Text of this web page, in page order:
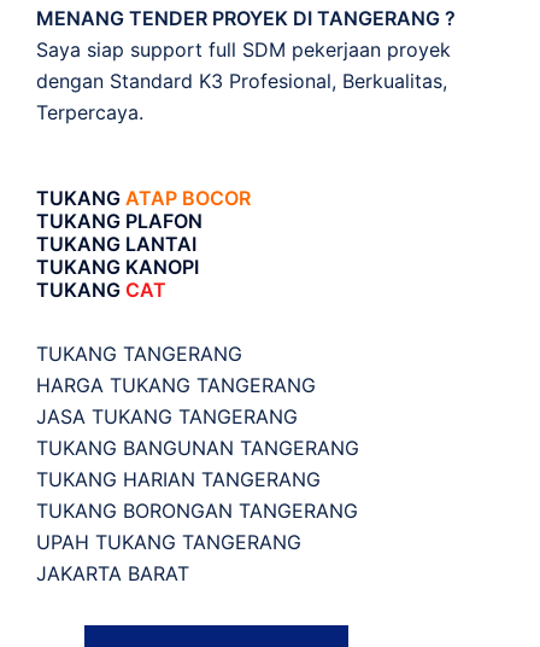
MENANG TENDER PROYEK DI TANGERANG ?
Saya siap support full SDM pekerjaan proyek
dengan Standard K3 Profesional, Berkualitas,
Terpercaya.
TUKANG ATAP BOCOR
TUKANG PLAFON
TUKANG LANTAI
TUKANG KANOPI
TUKANG CAT
TUKANG TANGERANG
HARGA TUKANG TANGERANG
JASA TUKANG TANGERANG
TUKANG BANGUNAN TANGERANG
TUKANG HARIAN TANGERANG
TUKANG BORONGAN TANGERANG
UPAH TUKANG TANGERANG
JAKARTA BARAT